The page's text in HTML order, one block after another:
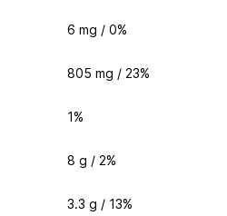
6 mg / 0%
805 mg / 23%
1%
8 g / 2%
3.3 g / 13%